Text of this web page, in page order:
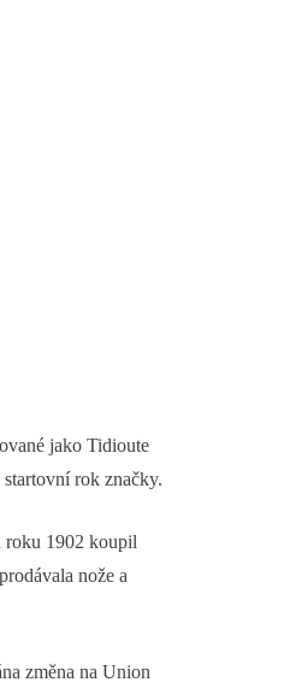
jako Tidioute
rok značky.
roku 1902 koupil
nože a
změna na Union